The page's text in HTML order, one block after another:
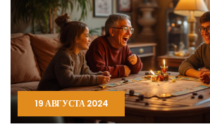
19 АВГУСТА 2024